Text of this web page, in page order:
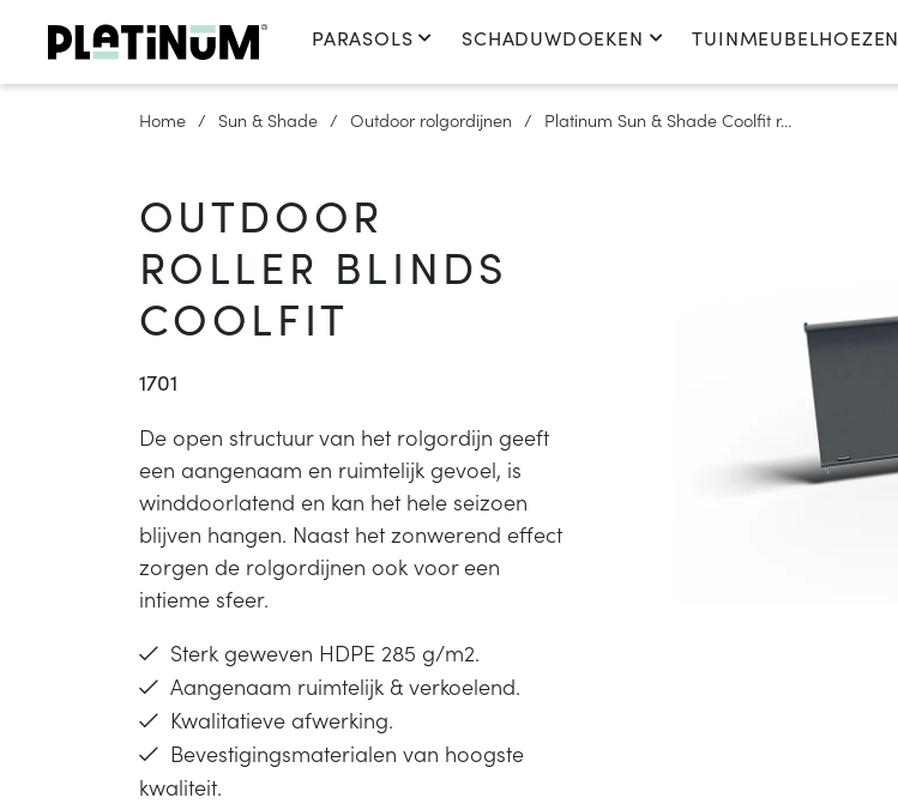
PARASOLS SCHADUWDOEKEN TUINMEUBELHOEZEN
Home Sun & Shade Outdoor rolgordijnen Platinum Sun & Shade Coolfit r...
OUTDOOR
ROLLER BLINDS
COOLFIT
1701
De open structuur van het rolgordijn geeft
een aangenaam en ruimtelijk gevoel, is
winddoorlatend en kan het hele seizoen
blijven hangen. Naast het zonwerend effect
zorgen de rolgordijnen ook voor een
intieme sfeer.
Sterk geweven HDPE 285 g/m2.
Aangenaam ruimtelijk & verkoelend.
Kwalitatieve afwerking.
Bevestigingsmaterialen van hoogste
kwaliteit.